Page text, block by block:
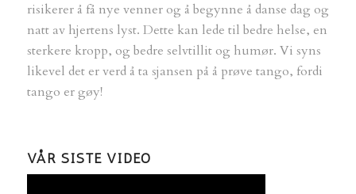
risikerer å få nye venner og å begynne å danse dag og
natt av hjertens lyst. Dette kan lede til bedre helse, en
sterkere kropp, og bedre selvtillit og humør. Vi syns
likevel det er verd å ta sjansen på å prøve tango, fordi
tango er gøy!
VÅR SISTE VIDEO